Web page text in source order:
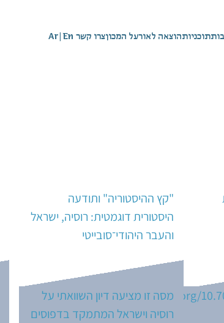
תוכניותהוצאה לאורעל המכוןצרו קשר En
|
Ar
https://doi.org/
"קץ ההיסטוריה" ותודעה
היסטורית דוגמטית: רוסיה, ישראל
והעבר היהודי־סובייטי
מסה זו מציעה דיון השוואתי על
רוסיה וישראל המתמקד בדפוסים